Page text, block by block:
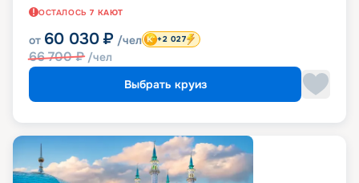
ОСТАЛОСЬ 7 КАЮТ
от 60 030 ₽ /чел
66 700₽ /чел
+2 027
Выбрать круиз